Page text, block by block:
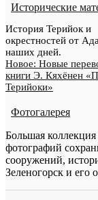
Исторические
История Терийок и
окрестностей от
наших дней.
Новое: Новые
книги Э. Кяхёнен
Терийоки»
Фотогалерея
Большая
фотографий
сооружений,
Зеленогорск и его